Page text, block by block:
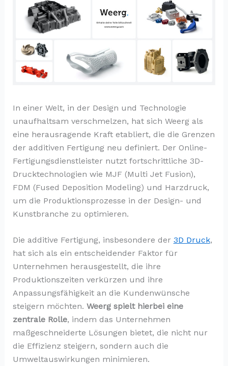
In einer Welt, in der Design und Technologie
unaufhaltsam verschmelzen, hat sich Weerg als
eine herausragende Kraft etabliert, die die Grenzen
der additiven Fertigung neu definiert. Der Online-
Fertigungsdienstleister nutzt fortschrittliche 3D-
Drucktechnologien wie MJF (Multi Jet Fusion),
FDM (Fused Deposition Modeling) und Harzdruck,
um die Produktionsprozesse in der Design- und
Kunstbranche zu optimieren.
Die additive Fertigung, insbesondere der 3D Druck,
hat sich als ein entscheidender Faktor für
Unternehmen herausgestellt, die ihre
Produktionszeiten verkürzen und ihre
Anpassungsfähigkeit an die Kundenwünsche
steigern möchten. Weerg spielt hierbei eine
zentrale Rolle, indem das Unternehmen
maßgeschneiderte Lösungen bietet, die nicht nur
die Effizienz steigern, sondern auch die
Umweltauswirkungen minimieren.